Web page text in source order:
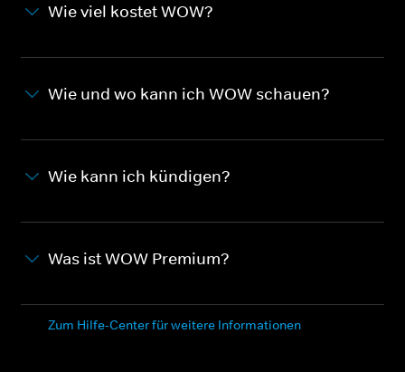
Wie viel kostet WOW?
Wie und wo kann ich WOW schauen?
Wie kann ich kündigen?
Was ist WOW Premium?
Zum Hilfe-Center für weitere Informationen